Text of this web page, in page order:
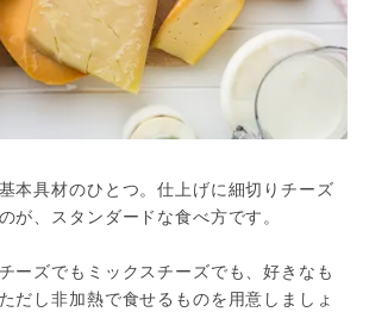
本具材のひとつ。仕上げに細切りチーズ
が、スタンダードな食べ方です。
ーズでもミックスチーズでも、好きなも
だし非加熱で食せるものを用意しましょ